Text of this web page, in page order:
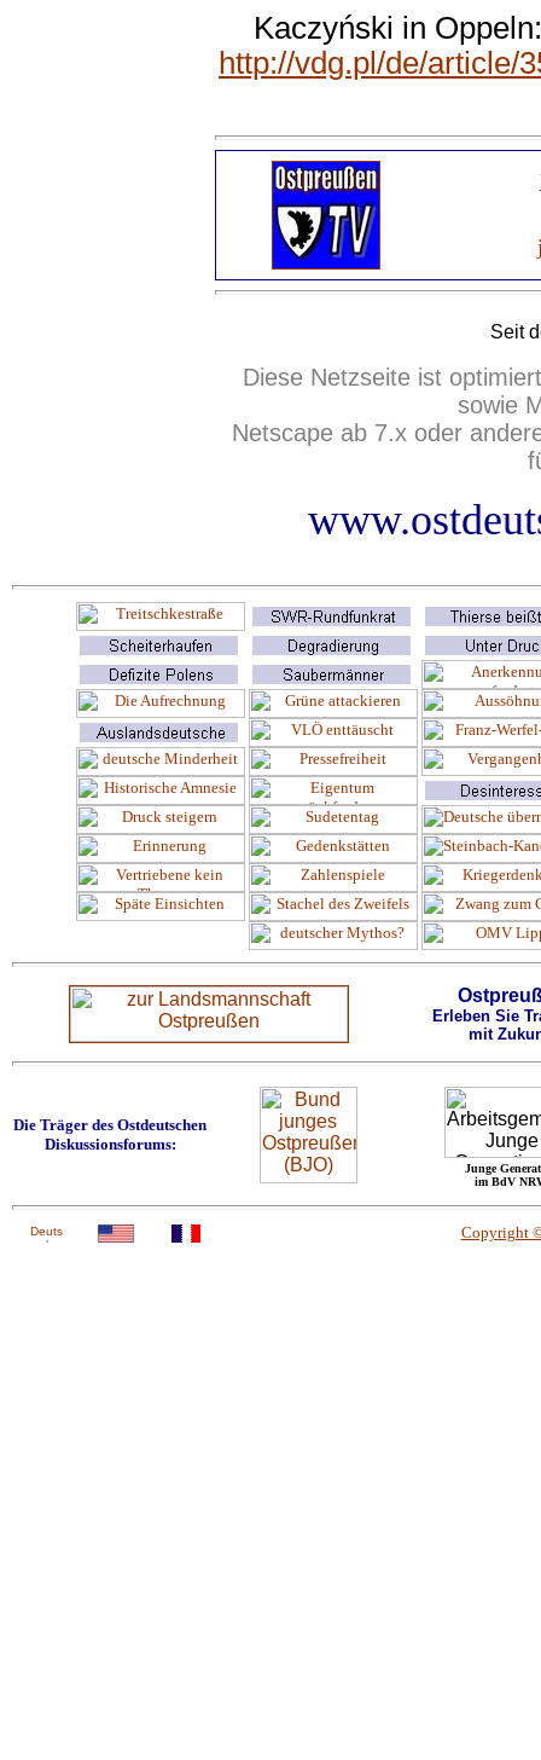
Kaczyński in
http://vdg.pl/de/article/
Seit
Diese Netzseite ist
sowie
Netscape ab 7.x oder
Erleben Sie
mit
Die Träger des Ostdeutschen
Diskussionsforums:
Junge
im BdV
Copyright